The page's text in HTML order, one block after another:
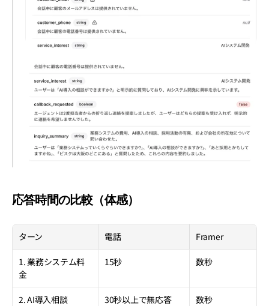
応答時間の比較（体感）
ターン 電話 Framer
1. 業務システム料
金
15秒 数秒
2. AI導入相談 30秒以上で無応答 数秒